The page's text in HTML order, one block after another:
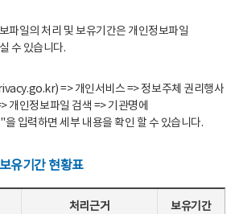
파일의 처리 및 보유기간은 개인정보파일
수 있습니다.
=> 개인서비스 => 정보주체 권리행사
개인정보파일 검색 => 기관명에
입력하면 세부 내용을 확인 할 수 있습니다.
유기간 현황표
처리근거 보유기간